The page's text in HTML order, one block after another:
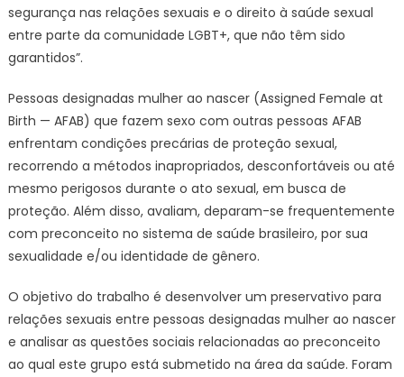
segurança nas relações sexuais e o direito à saúde sexual
entre parte da comunidade LGBT+, que não têm sido
garantidos”.
Pessoas designadas mulher ao nascer (Assigned Female at
Birth — AFAB) que fazem sexo com outras pessoas AFAB
enfrentam condições precárias de proteção sexual,
recorrendo a métodos inapropriados, desconfortáveis ou até
mesmo perigosos durante o ato sexual, em busca de
proteção. Além disso, avaliam, deparam-se frequentemente
com preconceito no sistema de saúde brasileiro, por sua
sexualidade e/ou identidade de gênero.
O objetivo do trabalho é desenvolver um preservativo para
relações sexuais entre pessoas designadas mulher ao nascer
e analisar as questões sociais relacionadas ao preconceito
ao qual este grupo está submetido na área da saúde. Foram